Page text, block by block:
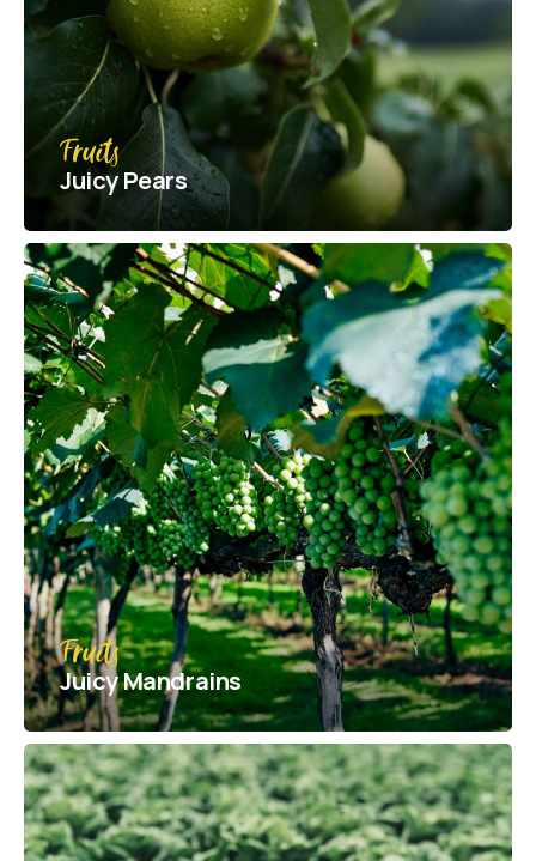
Fruits
Juicy Pears
Fruits
Juicy Mandrains